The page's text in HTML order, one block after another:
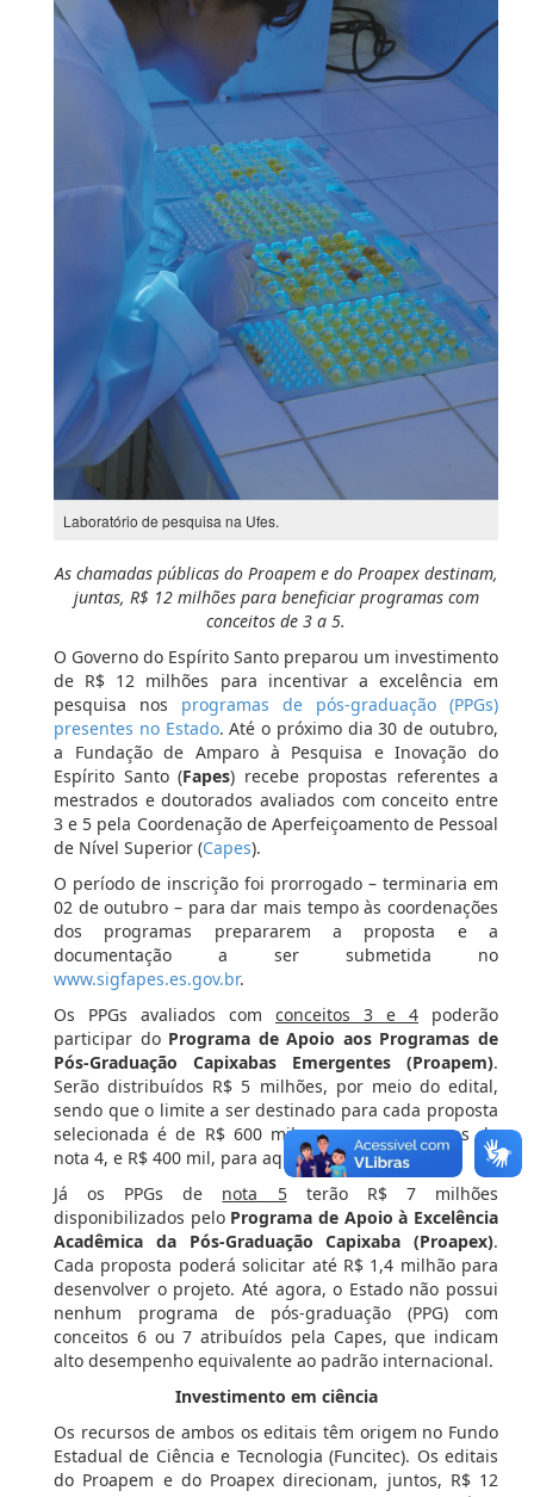
Laboratório de pesquisa na Ufes.
As chamadas públicas do Proapem e do Proapex destinam,
juntas, R$ 12 milhões para beneficiar programas com
conceitos de 3 a 5.
O Governo do Espírito Santo preparou um investimento
de R$ 12 milhões para incentivar a excelência em
pesquisa nos programas de pós-graduação (PPGs)
presentes no Estado. Até o próximo dia 30 de outubro,
a Fundação de Amparo à Pesquisa e Inovação do
Espírito Santo (Fapes) recebe propostas referentes a
mestrados e doutorados avaliados com conceito entre
3 e 5 pela Coordenação de Aperfeiçoamento de Pessoal
de Nível Superior (Capes).
O período de inscrição foi prorrogado – terminaria em
02 de outubro – para dar mais tempo às coordenações
dos programas prepararem a proposta e a
documentação a ser submetida no
www.sigfapes.es.gov.br.
Os PPGs avaliados com conceitos 3 e 4 poderão
participar do Programa de Apoio aos Programas de
Pós-Graduação Capixabas Emergentes (Proapem).
Serão distribuídos R$ 5 milhões, por meio do edital,
sendo que o limite a ser destinado para cada proposta
selecionada é de R$ 600 mil, para os programas de
nota 4, e R$ 400 mil, para aqueles com nota 3.
Já os PPGs de nota 5terão R$ 7 milhões
disponibilizados pelo Programa de Apoio à Excelência
Acadêmica da Pós-Graduação Capixaba (Proapex).
Cada proposta poderá solicitar até R$ 1,4 milhão para
desenvolver o projeto. Até agora, o Estado não possui
nenhum programa de pós-graduação (PPG) com
conceitos 6 ou 7 atribuídos pela Capes, que indicam
alto desempenho equivalente ao padrão internacional.
Investimento em ciência
Os recursos de ambos os editais têm origem no Fundo
Estadual de Ciência e Tecnologia (Funcitec). Os editais
do Proapem e do Proapex direcionam, juntos, R$ 12